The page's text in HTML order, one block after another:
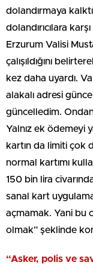
dolandırmaya
dolandırıcılara
Erzurum Valisi
çalışıldığını
kez daha uyardı.
alakalı adresi
güncelledim.
Yalnız ek ödemeyi
kartın da limiti çok
normal kartımı
150 bin lira
sanal kart
açmamak. Yani bu
olmak” şeklinde
“Asker, polis ve